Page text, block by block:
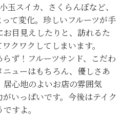
玉スイカ、さくらんぼなど、
て変化。珍しいフルーツが手
目見えしたりと、訪れるた
クワクしてしまいます。
ず！フルーツサンド、こだわ
ューはもちろん、優しさあ
心地のよいお店の雰囲気
いっぱいです。今後はテイク
すよ。